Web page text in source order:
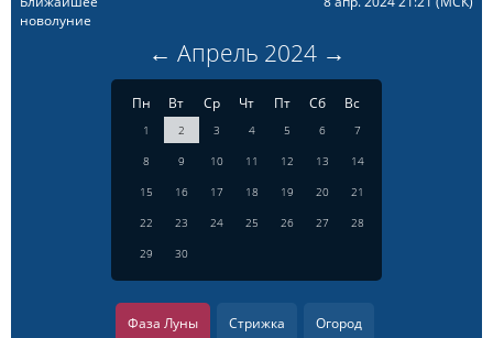
новолуние
← Апрель 2024 →
Пн Вт Ср Чт Пт Сб Вс
1 2 3 4 5 6
7
8
9 10 11 12 13
14
15
16 17 18 19 20
21
22
23 24 25 26 27
28
29
30
Фаза Луны Стрижка Огород